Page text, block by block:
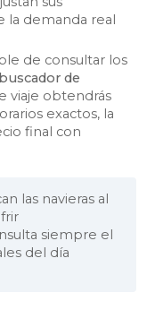
la demanda real
de consultar los
buscador de
viaje obtendrás
exactos, la
final con
las navieras al
siempre el
del día